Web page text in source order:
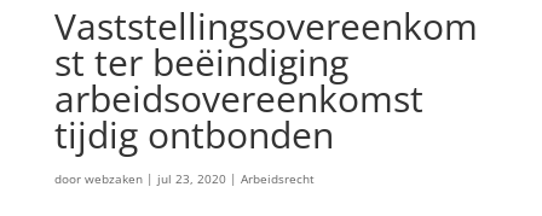
Vaststellingsovereenkom
st ter beëindiging
arbeidsovereenkomst
tijdig ontbonden
door webzaken| jul 23, 2020| Arbeidsrecht